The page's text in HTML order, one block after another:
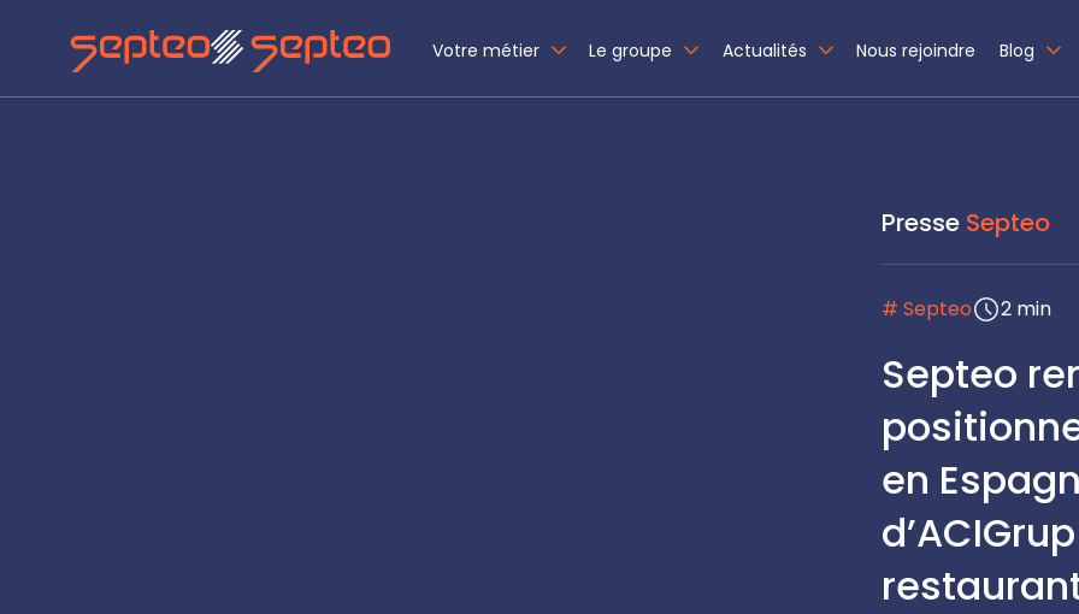
Votre métier Le groupe Actualités Nous rejoindre Blog
Presse Septeo
# Septeo 2 min
Septeo
en